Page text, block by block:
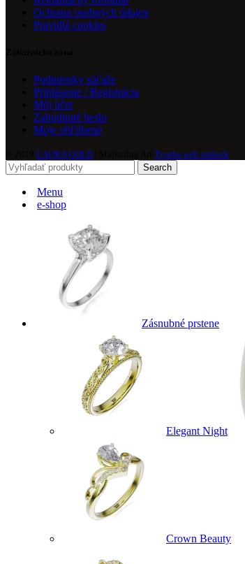
Ochrana osobných údajov
Pravidlá cookies
Podmienky súťaže
Prihlásenie / Registrácia
Môj účet
Zabudnuté heslo
Moje obľúbené
LAURA GOLD
Tvorba web stránok
Search
Menu
e-shop
Zásnubné prstene
Elegant Night
Crown Beauty